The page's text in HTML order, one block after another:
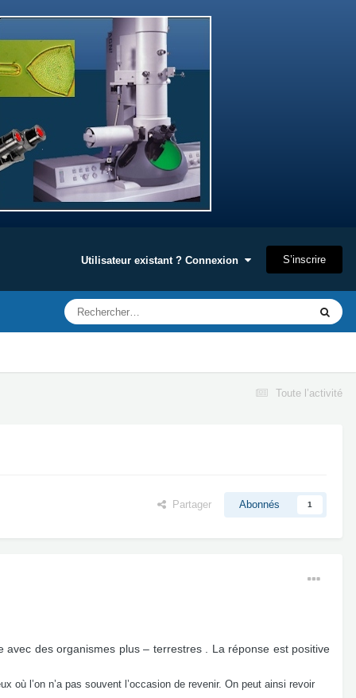
Utilisateur existant ? Connexion S’inscrire
Toute l’activité
Partager Abonnés 1
des organismes plus – terrestres . La réponse est positive
l’on n’a pas souvent l’occasion de revenir. On peut ainsi revoir